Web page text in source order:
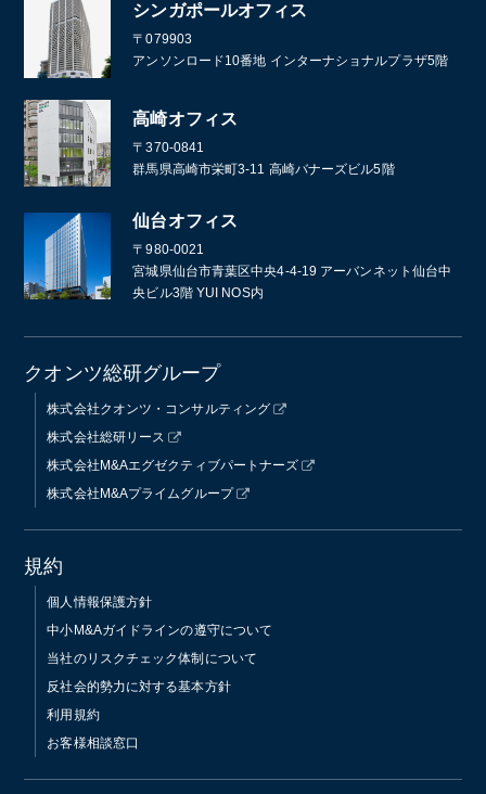
シンガポールオフィス
〒079903
アンソンロード10番地 インターナショナルプラザ5階
高崎オフィス
〒370-0841
群馬県高崎市栄町3-11 高崎バナーズビル5階
仙台オフィス
〒980-0021
宮城県仙台市青葉区中央4-4-19 アーバンネット仙台中
央ビル3階 YUI NOS内
クオンツ総研グループ
株式会社クオンツ・コンサルティング
株式会社総研リース
株式会社M&Aエグゼクティブパートナーズ
株式会社M&Aプライムグループ
規約
個人情報保護方針
中小M&Aガイドラインの遵守について
当社のリスクチェック体制について
反社会的勢力に対する基本方針
利用規約
お客様相談窓口